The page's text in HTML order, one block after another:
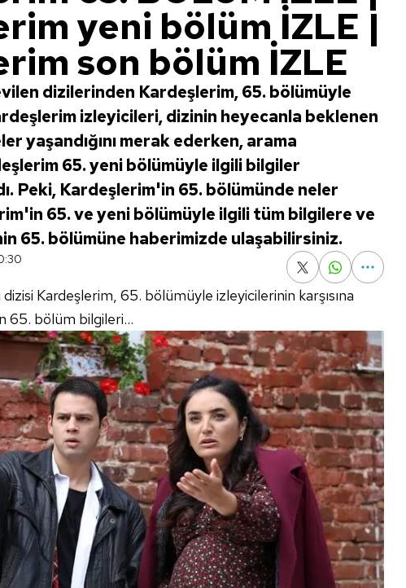
yeni bölüm İZLE |
son bölüm İZLE
dizilerinden Kardeşlerim, 65. bölümüyle
izleyicileri, dizinin heyecanla beklenen
yaşandığını merak ederken, arama
65. yeni bölümüyle ilgili bilgiler
Peki, Kardeşlerim'in 65. bölümünde neler
65. ve yeni bölümüyle ilgili tüm bilgilere ve
65. bölümüne haberimizde ulaşabilirsiniz.
Kardeşlerim, 65. bölümüyle izleyicilerinin karşısına
65. bölüm bilgileri...